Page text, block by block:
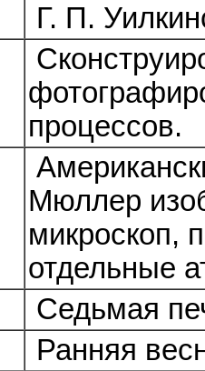
Г. П.
процессов.
Мюллер
микроскоп,
отдельные
Седьмая
Ранняя